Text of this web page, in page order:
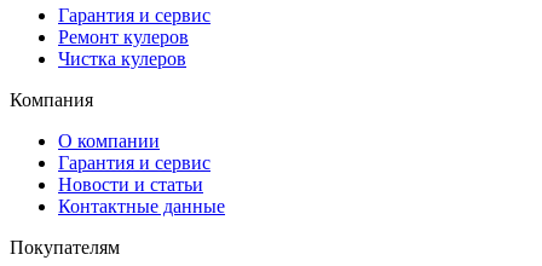
Гарантия и сервис
Ремонт кулеров
Чистка кулеров
Компания
О компании
Гарантия и сервис
Новости и статьи
Контактные данные
Покупателям